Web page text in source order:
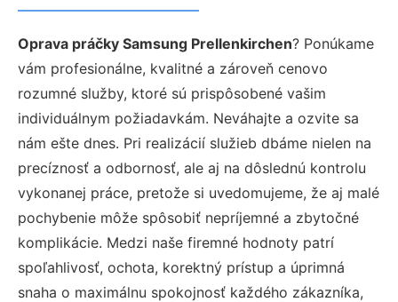
Oprava práčky Samsung Prellenkirchen? Ponúkame
vám profesionálne, kvalitné a zároveň cenovo
rozumné služby, ktoré sú prispôsobené vašim
individuálnym požiadavkám. Neváhajte a ozvite sa
nám ešte dnes. Pri realizácií služieb dbáme nielen na
precíznosť a odbornosť, ale aj na dôslednú kontrolu
vykonanej práce, pretože si uvedomujeme, že aj malé
pochybenie môže spôsobiť nepríjemné a zbytočné
komplikácie. Medzi naše firemné hodnoty patrí
spoľahlivosť, ochota, korektný prístup a úprimná
snaha o maximálnu spokojnosť každého zákazníka,